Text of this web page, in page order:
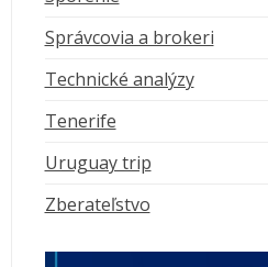
Správcovia a brokeri
Technické analýzy
Tenerife
Uruguay trip
Zberateľstvo